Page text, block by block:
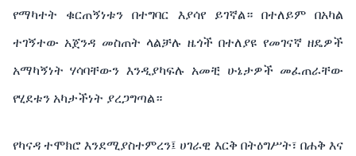
የማካተት ቁርጠኝነቱን በተግባር እያሳየ ይገኛል። በተለይም በአካል
ተገኝተው አጀንዳ መስጠት ላልቻሉ ዜጎች በተለያዩ የመገናኛ ዘዴዎች
አማካኝነት ሃሳባቸውን እንዲያካፍሉ አመቺ ሁኔታዎች መፈጠራቸው
የሂደቱን አካታችነት ያረጋግጣል።
የካናዳ ተሞክሮ እንደሚያስተምረን፤ ሀገራዊ እርቅ በትዕግሥት፣ በሐቅ እና